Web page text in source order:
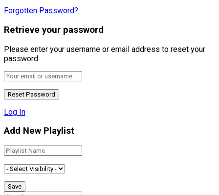
Forgotten Password?
Retrieve your password
Please enter your username or email address to reset your
password.
Log In
Add New Playlist